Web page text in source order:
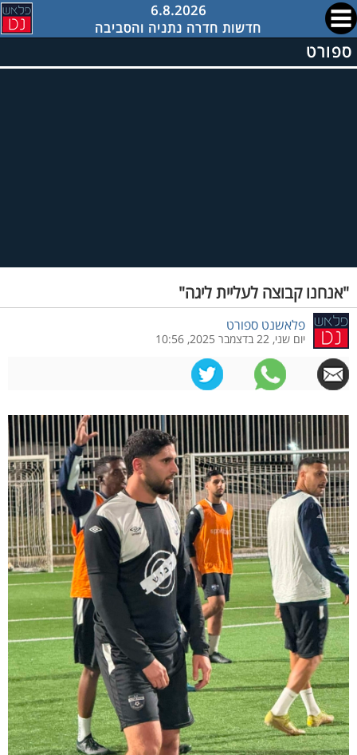
6.8.2026
חדשות חדרה נתניה והסביבה
ספורט
"אנחנו קבוצה לעליית ליגה"
פלאשנט ספורט
יום שני, 22 בדצמבר 2025, 10:56